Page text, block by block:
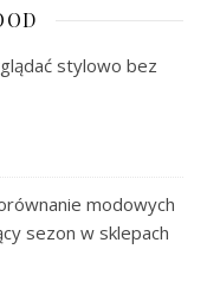
stylowo bez
modowych
sezon w sklepach